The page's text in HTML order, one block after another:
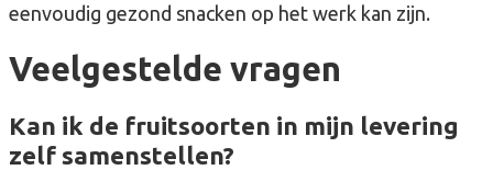
eenvoudig gezond snacken op het werk kan zijn.
Veelgestelde vragen
Kan ik de fruitsoorten in mijn levering
zelf samenstellen?